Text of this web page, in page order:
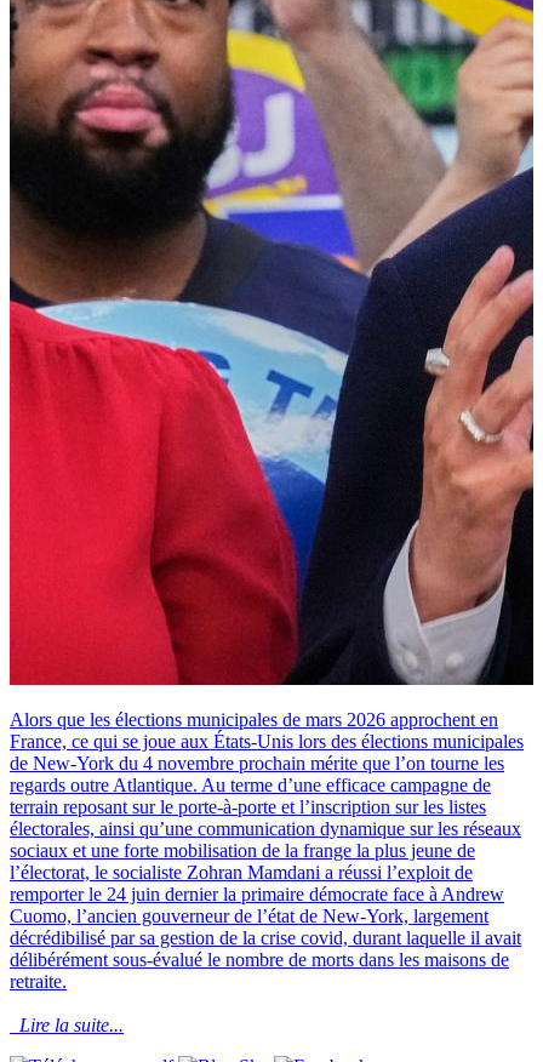
Alors que les élections municipales de mars 2026 approchent en
France, ce qui se joue aux États-Unis lors des élections municipales
de New-York du 4 novembre prochain mérite que l’on tourne les
regards outre Atlantique. Au terme d’une efficace campagne de
terrain reposant sur le porte-à-porte et l’inscription sur les listes
électorales, ainsi qu’une communication dynamique sur les réseaux
sociaux et une forte mobilisation de la frange la plus jeune de
l’électorat, le socialiste Zohran Mamdani a réussi l’exploit de
remporter le 24 juin dernier la primaire démocrate face à Andrew
Cuomo, l’ancien gouverneur de l’état de New-York, largement
décrédibilisé par sa gestion de la crise covid, durant laquelle il avait
délibérément sous-évalué le nombre de morts dans les maisons de
retraite.
Lire la suite...